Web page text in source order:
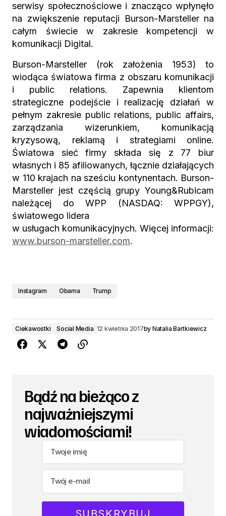
serwisy społecznościowe i znacząco wpłynęło
na zwiększenie reputacji Burson-Marsteller na
całym świecie w zakresie kompetencji w
komunikacji Digital.
Burson-Marsteller (rok założenia 1953) to
wiodąca światowa firma z obszaru komunikacji
i public relations. Zapewnia klientom
strategiczne podejście i realizację działań w
pełnym zakresie public relations, public affairs,
zarządzania wizerunkiem, komunikacją
kryzysową, reklamą i strategiami online.
Światowa sieć firmy składa się z 77 biur
własnych i 85 afiliowanych, łącznie działających
w 110 krajach na sześciu kontynentach. Burson-
Marsteller jest częścią grupy Young&Rubicam
należącej do WPP (NASDAQ: WPPGY),
światowego lidera
w usługach komunikacyjnych. Więcej informacji:
www.burson-marsteller.com.
Instagram Obama Trump
Ciekawostki Social Media 12 kwietnia 2017by Natalia Bartkiewicz
Bądź na bieżąco z
najważniejszymi
wiadomościami!